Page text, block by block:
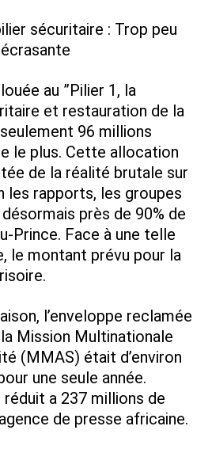
sécuritaire : Trop peu
au ”Pilier 1, la
et restauration de la
seulement 96 millions
le plus. Cette allocation
de la réalité brutale sur
les rapports, les groupes
près de 90% de
Prince. Face à une telle
le montant prévu pour la
l’enveloppe reclamée
Mission Multinationale
(MMAS) était d’environ
une seule année.
a 237 millions de
de presse africaine.